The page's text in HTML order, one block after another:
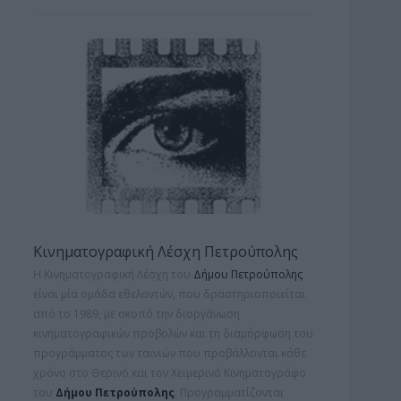
Κινηματογραφική Λέσχη Πετρούπολης
Η Κινηματογραφική Λέσχη του Δήμου Πετρούπολης
είναι μία ομάδα εθελοντών, που δραστηριοποιείται
από το 1989, με σκοπό την διοργάνωση
κινηματογραφικών προβολών και τη διαμόρφωση του
προγράμματος των ταινιών που προβάλλονται κάθε
χρόνο στο Θερινό και τον Χειμερινό Κινηματογράφο
του Δήμου Πετρούπολης . Προγραμματίζονται